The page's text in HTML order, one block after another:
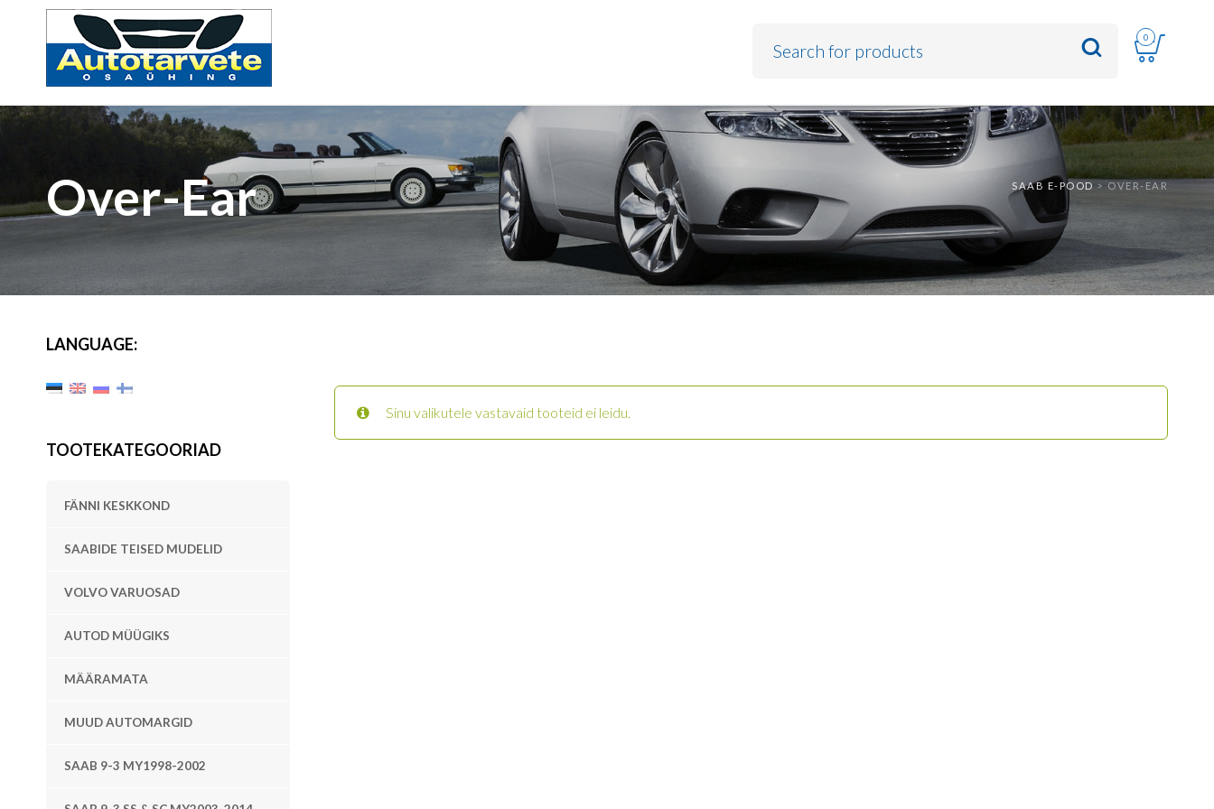
0
SAAB E-POOD > OVER-EAR
Over-Ear
LANGUAGE:
TOOTEKATEGOORIAD
FÄNNI KESKKOND
SAABIDE TEISED MUDELID
VOLVO VARUOSAD
AUTOD MÜÜGIKS
MÄÄRAMATA
MUUD AUTOMARGID
SAAB 9-3 MY1998-2002
Sinu valikutele vastavaid tooteid ei leidu.